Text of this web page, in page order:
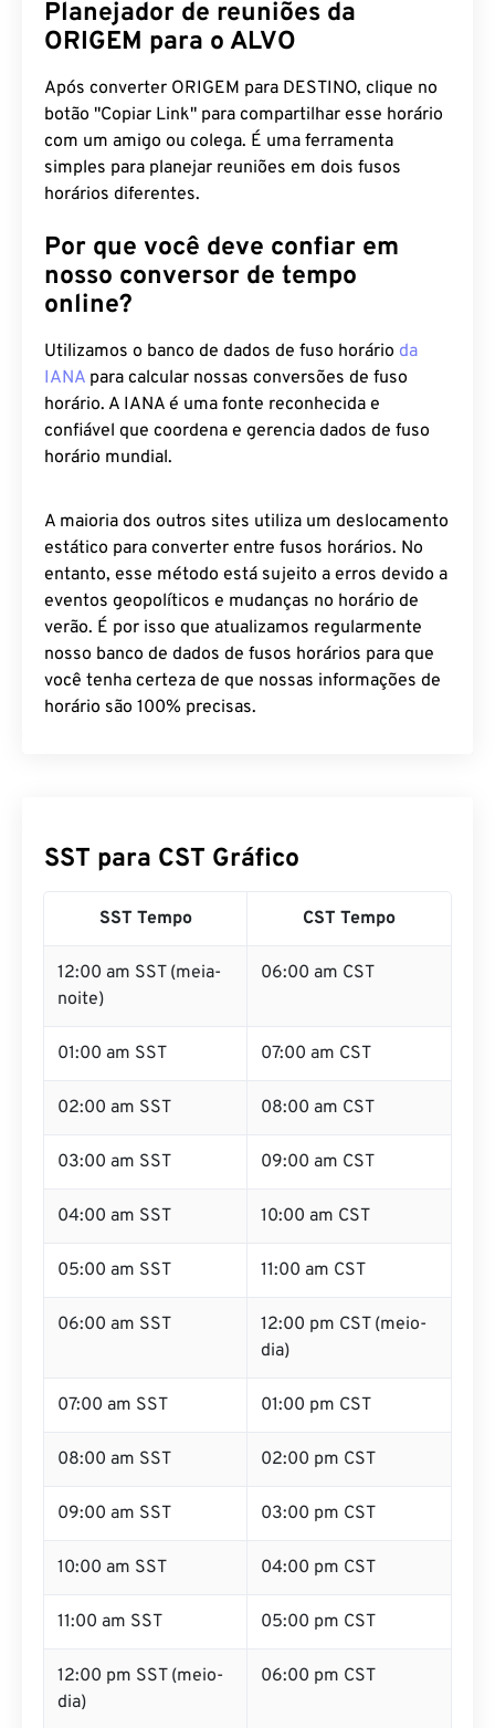
Planejador de reuniões da
ORIGEM para o ALVO
Após converter ORIGEM para DESTINO, clique no
botão "Copiar Link" para compartilhar esse horário
com um amigo ou colega. É uma ferramenta
simples para planejar reuniões em dois fusos
horários diferentes.
Por que você deve confiar em
nosso conversor de tempo
online?
Utilizamos o banco de dados de fuso horário da
IANA para calcular nossas conversões de fuso
horário. A IANA é uma fonte reconhecida e
confiável que coordena e gerencia dados de fuso
horário mundial.
A maioria dos outros sites utiliza um deslocamento
estático para converter entre fusos horários. No
entanto, esse método está sujeito a erros devido a
eventos geopolíticos e mudanças no horário de
verão. É por isso que atualizamos regularmente
nosso banco de dados de fusos horários para que
você tenha certeza de que nossas informações de
horário são 100% precisas.
SST para CST Gráfico
SST Tempo CST Tempo
12:00 am SST (meia-
noite)
06:00 am CST
01:00 am SST 07:00 am CST
02:00 am SST 08:00 am CST
03:00 am SST 09:00 am CST
04:00 am SST 10:00 am CST
05:00 am SST 11:00 am CST
06:00 am SST
12:00 pm CST (meio-
dia)
07:00 am SST 01:00 pm CST
08:00 am SST 02:00 pm CST
09:00 am SST 03:00 pm CST
10:00 am SST 04:00 pm CST
11:00 am SST 05:00 pm CST
12:00 pm SST (meio-
dia)
06:00 pm CST